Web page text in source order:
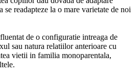
se readapteze la o mare varietate de noi
de o configuratie intreaga de
sau natura relatiilor anterioare cu
vietii in familia monoparentala,